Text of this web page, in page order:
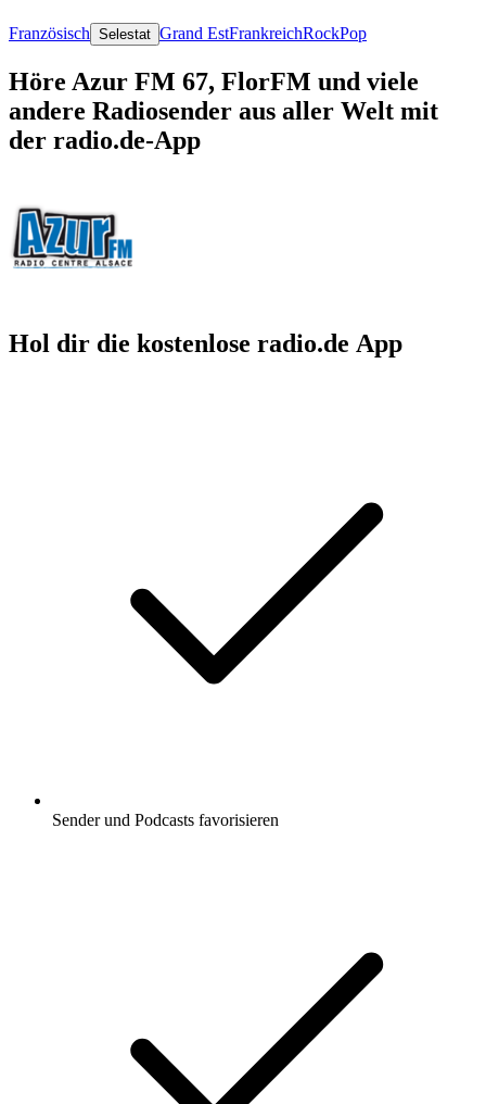
Französisch Selestat Grand EstFrankreichRockPop
Höre Azur FM 67, FlorFM und viele
andere Radiosender aus aller Welt mit
der radio.de-App
Hol dir die kostenlose radio.de App
Sender und Podcasts favorisieren